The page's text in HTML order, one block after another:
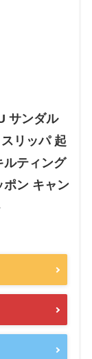
サンダル
リッパ 起
ルティング
ポン キャン